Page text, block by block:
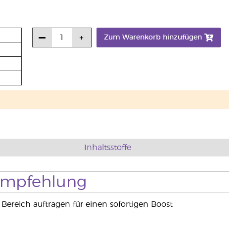
Zum Warenkorb hinzufügen
Inhaltsstoffe
auftragen für einen sofortigen Boost